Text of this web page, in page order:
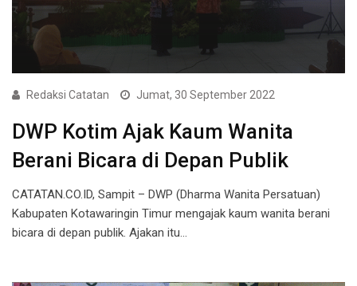
Redaksi Catatan Jumat, 30 September 2022
DWP Kotim Ajak Kaum Wanita
Berani Bicara di Depan Publik
CATATAN.CO.ID, Sampit – DWP (Dharma Wanita Persatuan)
Kabupaten Kotawaringin Timur mengajak kaum wanita berani
bicara di depan publik. Ajakan itu…